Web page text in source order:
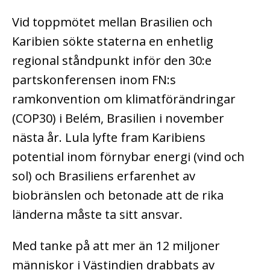
Vid toppmötet mellan Brasilien och
Karibien sökte staterna en enhetlig
regional ståndpunkt inför den 30:e
partskonferensen inom FN:s
ramkonvention om klimatförändringar
(COP30) i Belém, Brasilien i november
nästa år. Lula lyfte fram Karibiens
potential inom förnybar energi (vind och
sol) och Brasiliens erfarenhet av
biobränslen och betonade att de rika
länderna måste ta sitt ansvar.
Med tanke på att mer än 12 miljoner
människor i Västindien drabbats av